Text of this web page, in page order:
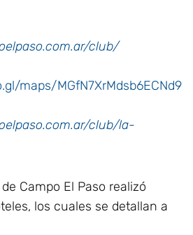
club/
maps/MGfN7XrMdsb6ECNd9
club/la-
Campo El Paso realizó
los cuales se detallan a